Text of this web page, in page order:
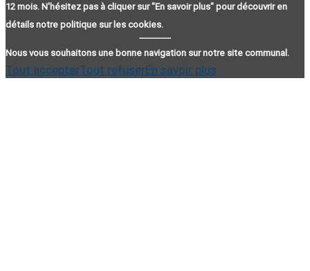
12 mois. N'hésitez pas à cliquer sur "En savoir plus" pour découvrir en
détails notre politique sur les cookies.
Nous vous souhaitons une bonne navigation sur notre site communal.
Tout accepterTout refuserEn savoir plus